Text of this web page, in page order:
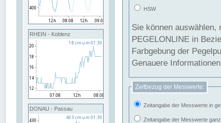
RHEIN - Koblenz
DONAU - Passau
HSW
Sie können
PEGELONLINE in Beziehung
Farbgebung der
Genauere
Zeitbezug der Messwerte:
Zeitangabe der Messwerte in
Zeitangabe der Messwerte